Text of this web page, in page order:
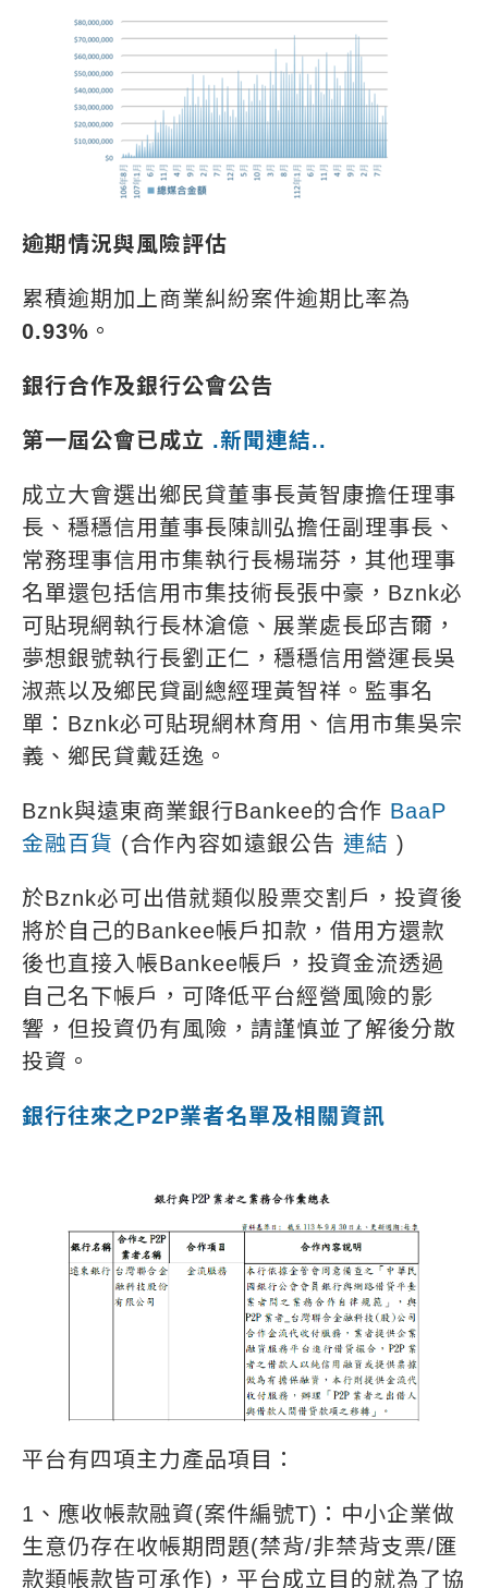
逾期情況與風險評估
累積逾期加上商業糾紛案件逾期比率為
0.93% 。
銀行合作及銀行公會公告
第一屆公會已成立 .新聞連結..
成立大會選出鄉民貸董事長黃智康擔任理事
長、穩穩信用董事長陳訓弘擔任副理事長、
常務理事信用市集執行長楊瑞芬，其他理事
名單還包括信用市集技術長張中豪，Bznk必
可貼現網執行長林滄億、展業處長邱吉爾，
夢想銀號執行長劉正仁，穩穩信用營運長吳
淑燕以及鄉民貸副總經理黃智祥。監事名
單：Bznk必可貼現網林育用、信用市集吳宗
義、鄉民貸戴廷逸。
Bznk與遠東商業銀行Bankee的合作 BaaP
金融百貨 (合作內容如遠銀公告 連結 )
於Bznk必可出借就類似股票交割戶，投資後
將於自己的Bankee帳戶扣款，借用方還款
後也直接入帳Bankee帳戶，投資金流透過
自己名下帳戶，可降低平台經營風險的影
響，但投資仍有風險，請謹慎並了解後分散
投資。
銀行往來之P2P業者名單及相關資訊
平台有四項主力產品項目：
1、應收帳款融資(案件編號T)：中小企業做
生意仍存在收帳期問題(禁背/非禁背支票/匯
款類帳款皆可承作)，平台成立目的就為了協